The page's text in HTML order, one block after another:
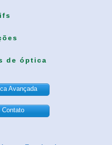
de óptica
Avançada
Contato